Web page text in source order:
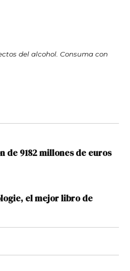
del alcohol. Consuma con
de 9182 millones de euros
el mejor libro de